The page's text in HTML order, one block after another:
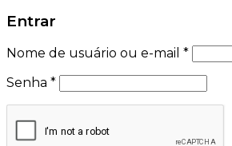
Entrar
Nome de usuário ou e-mail *
Senha *